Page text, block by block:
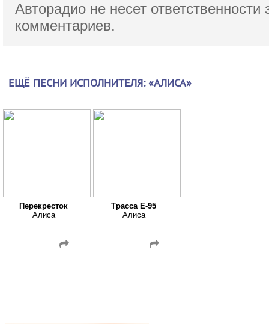
Авторадио не несет ответственности
комментариев.
ЕЩЁ ПЕСНИ ИСПОЛНИТЕЛЯ: «АЛИСА»
Перекресток
Алиса
Трасса Е-95
Алиса